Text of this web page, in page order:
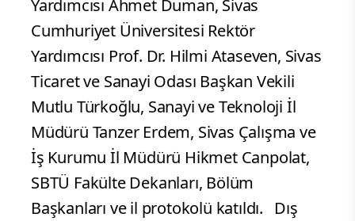
Yardımcısı Ahmet Duman, Sivas
Cumhuriyet Üniversitesi Rektör
Yardımcısı Prof. Dr. Hilmi Ataseven, Sivas
Ticaret ve Sanayi Odası Başkan Vekili
Mutlu Türkoğlu, Sanayi ve Teknoloji İl
Müdürü Tanzer Erdem, Sivas Çalışma ve
İş Kurumu İl Müdürü Hikmet Canpolat,
SBTÜ Fakülte Dekanları, Bölüm
Başkanları ve il protokolü katıldı. Dış